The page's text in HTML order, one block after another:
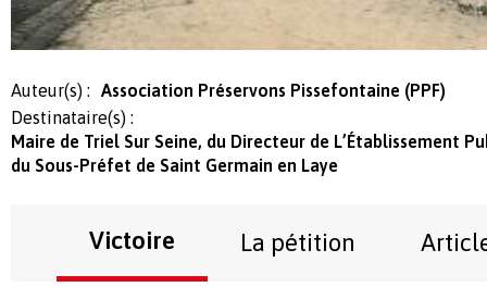
Auteur(s) :
Association Préservons Pissefontaine (PPF)
Destinataire(s) :
Maire de Triel Sur Seine, du Directeur de L’Établissement
du Sous-Préfet de Saint Germain en Laye
Victoire La pétition